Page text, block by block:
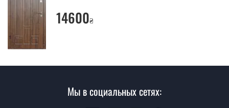
Да производим. Монтаж входных дверей
производится согласно очереди, во все дни кроме
воскресенья.
Сколько стоит установка дверей
14600₴
Мы в социальных сетях: